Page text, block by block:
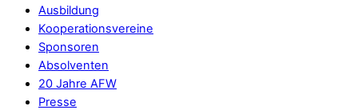
Ausbildung
Kooperationsvereine
Sponsoren
Absolventen
20 Jahre AFW
Presse